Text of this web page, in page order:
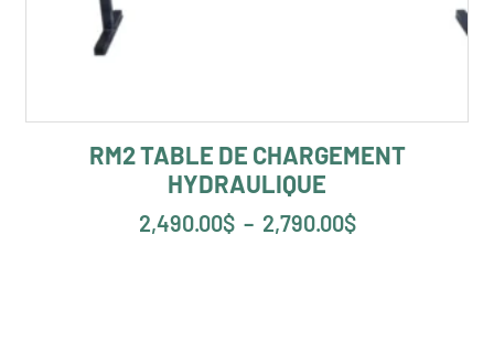
RM2 TABLE DE CHARGEMENT
HYDRAULIQUE
2,490.00$ – 2,790.00$